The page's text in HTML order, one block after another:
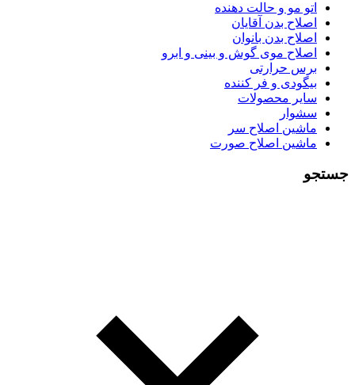
اتو مو و حالت دهنده
اصلاح بدن آقایان
اصلاح بدن بانوان
اصلاح موی گوش و بینی و ابرو
برس حرارتی
بیگودی و فر کننده
سایر محصولات
سشوار
ماشین اصلاح سر
ماشین اصلاح صورت
جستجو